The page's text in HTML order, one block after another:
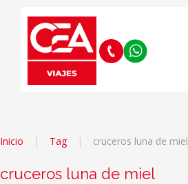
Inicio Tag cruceros luna de miel
cruceros luna de miel